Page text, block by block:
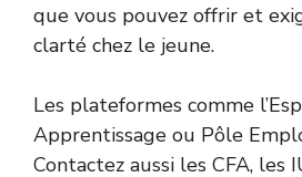
que vous pouvez offrir et
clarté chez le jeune.
Les plateformes comme
Apprentissage ou Pôle
Contactez aussi les CFA, les